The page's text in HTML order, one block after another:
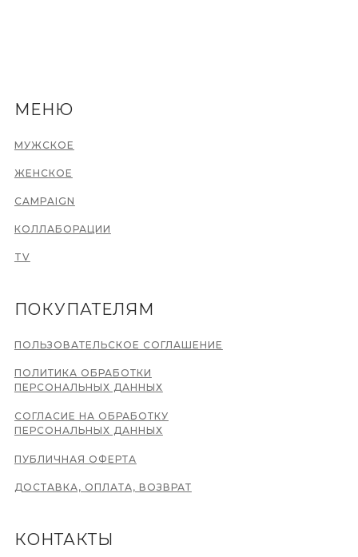
МУЖСКОЕ
ЖЕНСКОЕ
CAMPAIGN
КОЛЛАБОРАЦИИ
ПУБЛИЧНАЯ ОФЕРТА
СОГЛАСИЕ НА ОБРАБОТКУ
ПЕРСОНАЛЬНЫХ ДАННЫХ
ПОЛИТИКА ОБРАБОТКИ
ПЕРСОНАЛЬНЫХ ДАННЫХ
ПОЛЬЗОВАТЕЛЬСКОЕ СОГЛАШЕНИЕ
ДОСТАВКА, ОПЛАТА, ВОЗВРАТ
МЕНЮ
ПОКУПАТЕЛЯМ
КОНТАКТЫ
TV